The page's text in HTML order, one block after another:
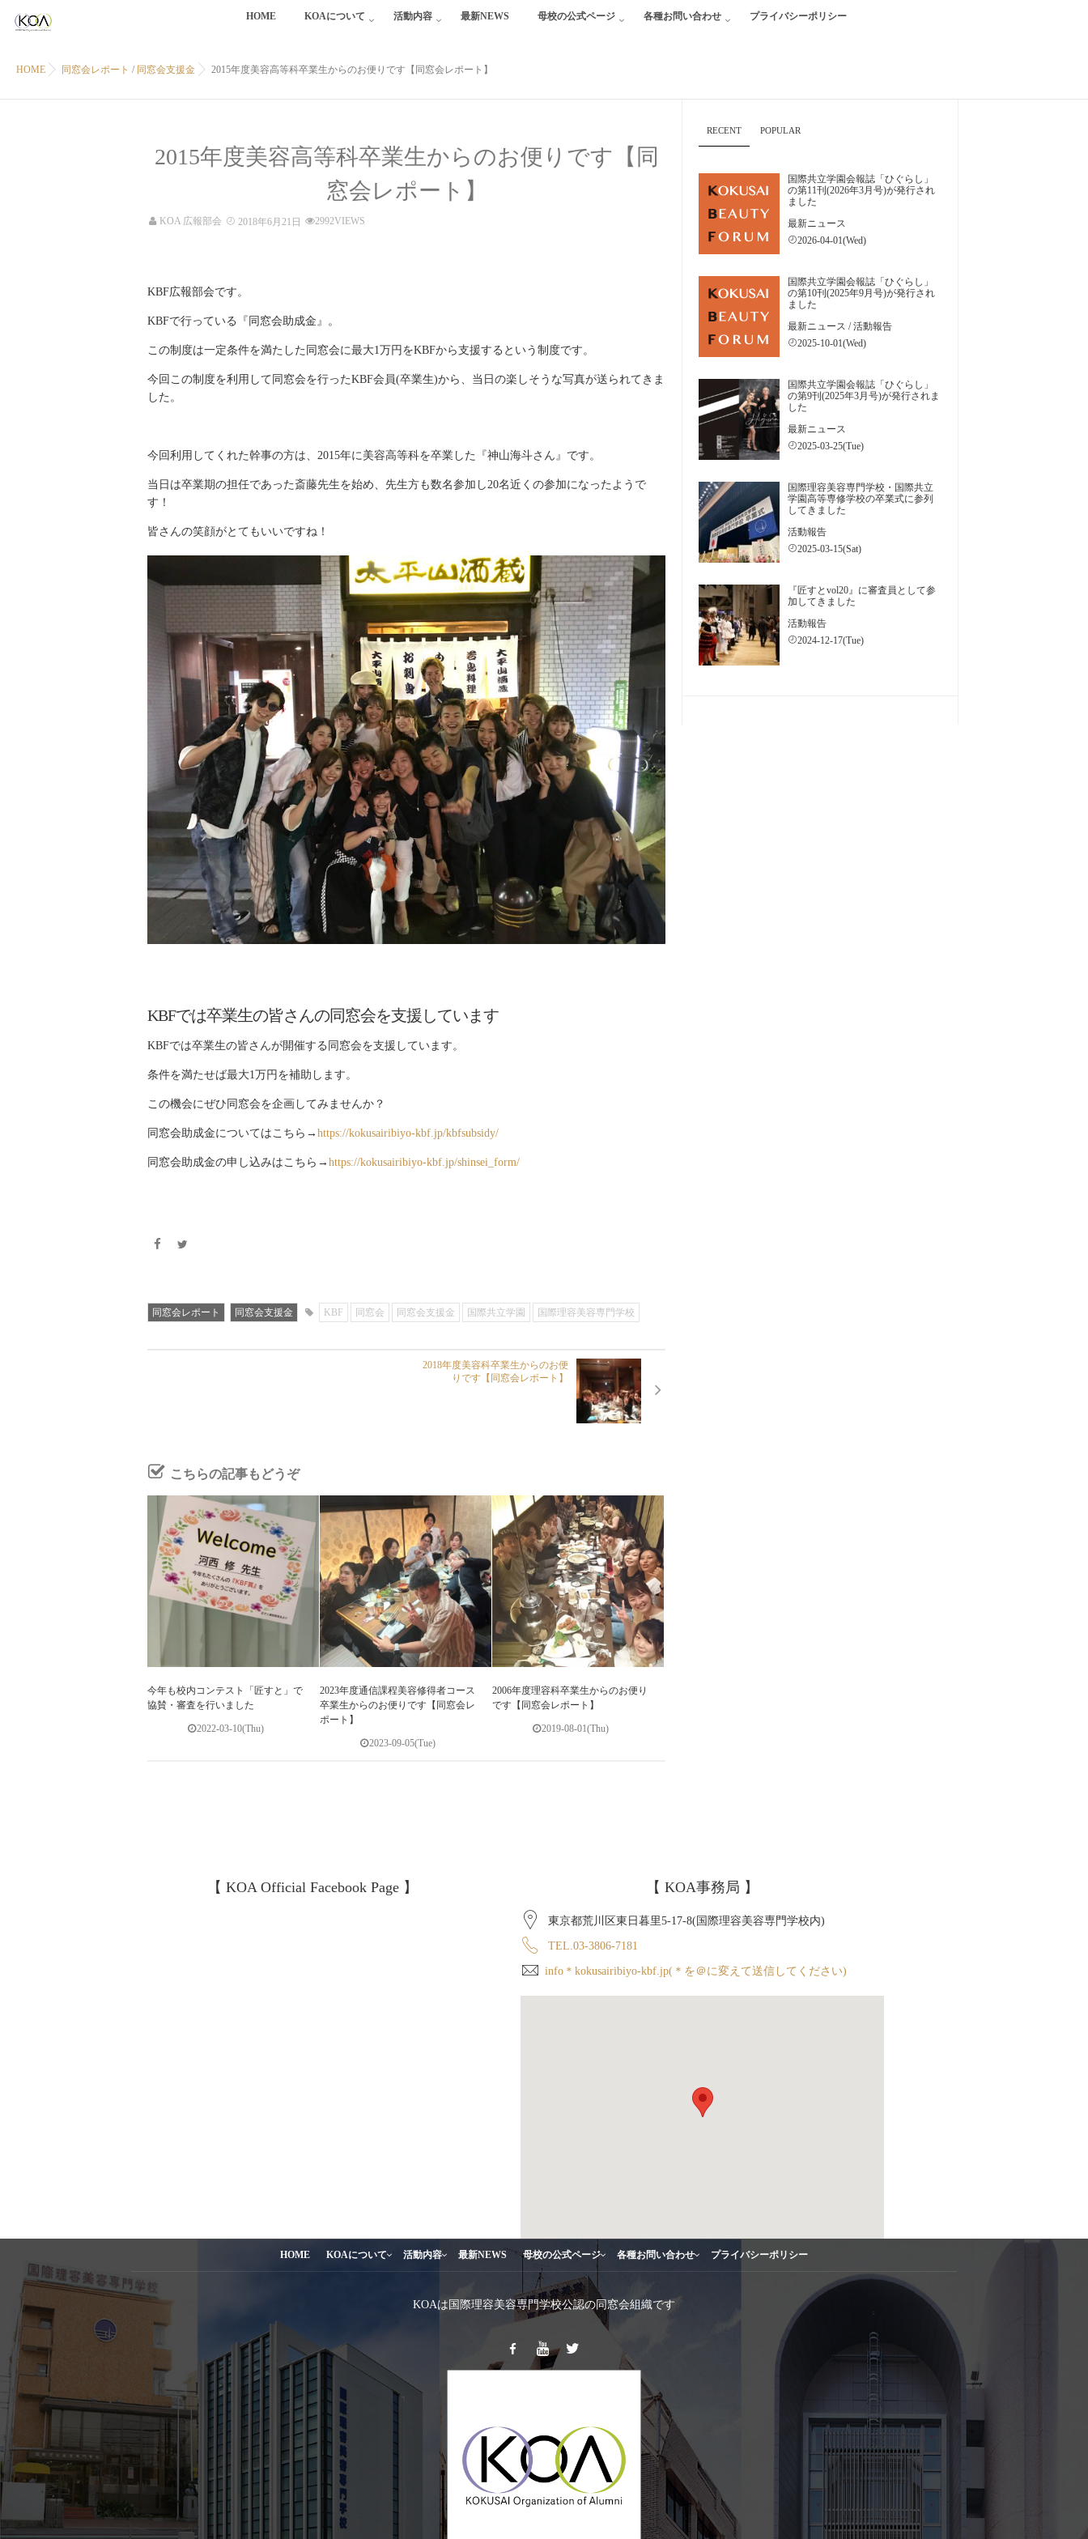
HOME KOAについて 活動内容 最新NEWS 母校の公式ページ 各種お問い合わせ プライバシーポリシー
HOME 同窓会レポート / 同窓会支援金 2015年度美容高等科卒業生からのお便りです【同窓会レポート】
2015年度美容高等科卒業生からのお便りです【同
窓会レポート】
KOA 広報部会 2018年6月21日 2992VIEWS
KBF広報部会です。
KBFで行っている『同窓会助成金』。
この制度は一定条件を満たした同窓会に最大1万円をKBFから支援するという制度です。
今回この制度を利用して同窓会を行ったKBF会員(卒業生)から、当日の楽しそうな写真が送られてきま
した。
今回利用してくれた幹事の方は、2015年に美容高等科を卒業した『神山海斗さん』です。
当日は卒業期の担任であった斎藤先生を始め、先生方も数名参加し20名近くの参加になったようで
す！
皆さんの笑顔がとてもいいですね！
KBFでは卒業生の皆さんの同窓会を支援しています
KBFでは卒業生の皆さんが開催する同窓会を支援しています。
条件を満たせば最大1万円を補助します。
この機会にぜひ同窓会を企画してみませんか？
同窓会助成金についてはこちら→ https://kokusairibiyo-kbf.jp/kbfsubsidy/
同窓会助成金の申し込みはこちら→ https://kokusairibiyo-kbf.jp/shinsei_form/
同窓会レポート 同窓会支援金 KBF 同窓会 同窓会支援金 国際共立学園 国際理容美容専門学校
2018年度美容科卒業生からのお便
りです【同窓会レポート】
こちらの記事もどうぞ
今年も校内コンテスト「匠すと」で
協賛・審査を行いました
2022-03-10(Thu)
2023年度通信課程美容修得者コース
卒業生からのお便りです【同窓会レ
ポート】
2023-09-05(Tue)
2006年度理容科卒業生からのお便り
です【同窓会レポート】
2019-08-01(Thu)
RECENT POPULAR
国際共立学園会報誌「ひぐらし」
の第11刊(2026年3月号)が発行され
ました
最新ニュース
2026-04-01(Wed)
国際共立学園会報誌「ひぐらし」
の第10刊(2025年9月号)が発行され
ました
最新ニュース /活動報告
2025-10-01(Wed)
国際共立学園会報誌「ひぐらし」
の第9刊(2025年3月号)が発行されま
した
最新ニュース
2025-03-25(Tue)
国際理容美容専門学校・国際共立
学園高等専修学校の卒業式に参列
してきました
活動報告
2025-03-15(Sat)
『匠すとvol20』に審査員として参
加してきました
活動報告
2024-12-17(Tue)
【 KOA Official Facebook Page 】 【 KOA事務局 】
東京都荒川区東日暮里5-17-8(国際理容美容専門学校内)
TEL.03-3806-7181
info＊kokusairibiyo-kbf.jp(＊を＠に変えて送信してください)
HOME KOAについて 活動内容 最新NEWS 母校の公式ページ 各種お問い合わせ プライバシーポリシー
KOAは国際理容美容専門学校公認の同窓会組織です